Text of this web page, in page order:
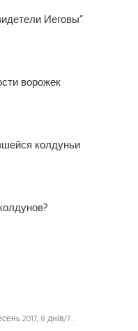
Иеговы”
ворожек
колдуньи
2017, 8 днів/7…